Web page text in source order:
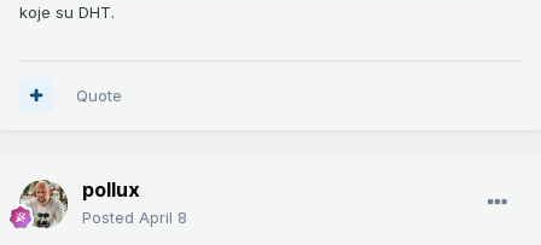
koje su DHT.
Quote
pollux
Posted April 8